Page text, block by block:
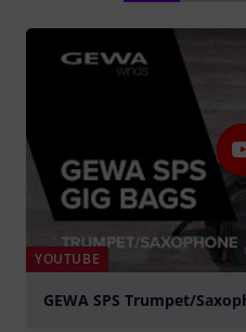
YOUTUBE
GEWA SPS Trumpet/